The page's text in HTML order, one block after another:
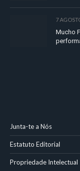
7
Mucho
Junta-te a Nós
Estatuto Editorial
Propriedade Intelectual